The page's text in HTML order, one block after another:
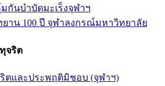
กันบำบัดมะเร็งจุฬาฯ
ยาน 100 ปี จุฬาลงกรณ์มหาวิทยาลัย
จริต
ริตและประพฤติมิชอบ (จุฬาฯ)